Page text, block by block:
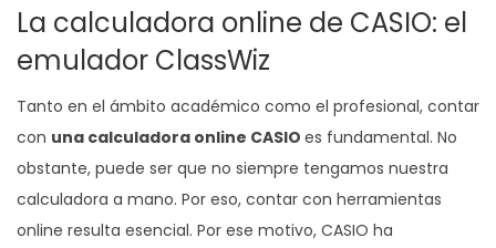
La calculadora online de CASIO: el
emulador ClassWiz
Tanto en el ámbito académico como el profesional, contar
con una calculadora online CASIO es fundamental. No
obstante, puede ser que no siempre tengamos nuestra
calculadora a mano. Por eso, contar con herramientas
online resulta esencial. Por ese motivo, CASIO ha